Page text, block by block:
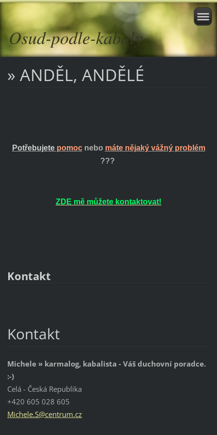
Osud-podle-kabaly
» ANDĚL, ANDĚLÉ
Potřebujete pomocnebo máte nějaký vážný problém
???
ZDE mě můžete kontaktovat!
Kontakt
Kontakt
Michele » karmalog, kabalista - Váš duchovní poradce.
:-)
Celá - Česká Republika
+420 605 028 605
Michele.S@centrum.cz